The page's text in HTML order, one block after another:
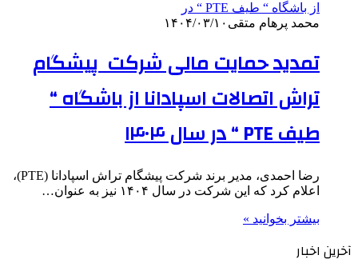
محمد پرهام متقی ۱۴۰۴/۰۳/۱۰
تمدید حمایت مالی شرکت پیشگام
تراش اتصالات اسپادانا از باشگاه “
طیف PTE “ در سال ۱۴۰۴
رضا احمدی، مدیر برند شرکت پیشگام تراش اسپادانا (PTE)،
اعلام کرد که این شرکت در سال ۱۴۰۴ نیز به عنوان…
بیشتر بخوانید »
آخرین اخبار